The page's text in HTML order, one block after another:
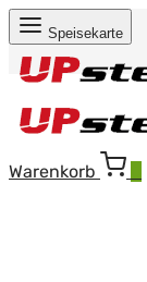
Speisekarte
Warenkorb